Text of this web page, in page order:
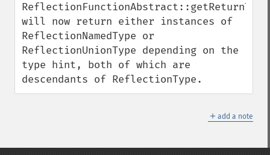
will now return either instances of
ReflectionNamedType or
ReflectionUnionType depending on the
type hint, both of which are
descendants of ReflectionType.
＋ add a note